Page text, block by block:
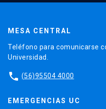
MESA CENTRAL
Teléfono para comunicarse
Universidad.
phone (56)95504 4000
EMERGENCIAS UC